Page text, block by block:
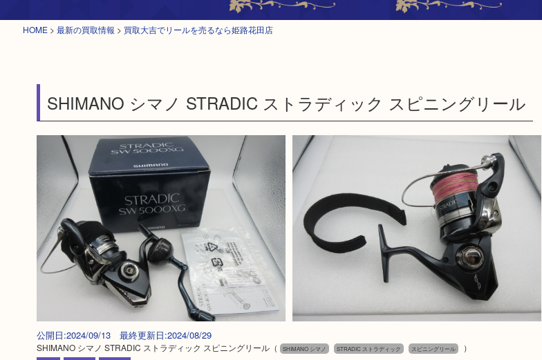
HOME > 最新の買取情報 > 買取大吉でリールを売るなら姫路花田店
SHIMANO シマノ STRADIC ストラディック スピニングリール
公開日:2024/09/13 最終更新日:2024/08/29
SHIMANO シマノ STRADIC ストラディック スピニングリール（ SHIMANO シマノ STRADIC ストラディック スピニングリール
）